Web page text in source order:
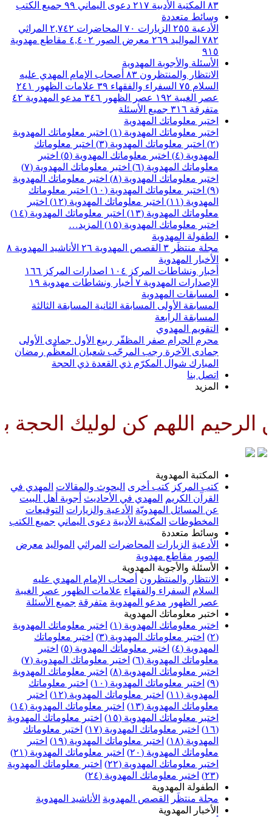
المكتبة الأدبية٢١٧ دعوى اليماني٩٩ جميع الكتب
وسائط متعددة
الزيارات٧٠ المحاضرات ٢,٧٤٢ المراثي
المواليد٢٦٩ معرض الصور٤,٤٠٢
مقاطع مهدوية
الأسئلة والأجوبة المهدوية
الانتظار والمنتظرون٨٣ أصحاب الإمام المهدي عليه
السفراء والفقهاء٣٩ علامات الظهور٢٤١
١٩٢ عصر الظهور٣٤٦ مدعو المهدوية٤٢
جميع الأسئلة
اختبر معلوماتك المهدوية
اختبر معلوماتك المهدوية (١)
اختبر معلوماتك المهدوية
اختبر معلوماتك المهدوية (٣)
اختبر معلوماتك
اختبر معلوماتك المهدوية (٥)
اختبر
معلوماتك المهدوية (٦)
اختبر معلوماتك المهدوية (٧)
اختبر معلوماتك المهدوية (٨)
اختبر معلوماتك المهدوية
اختبر معلوماتك المهدوية (١٠)
اختبر معلوماتك
اختبر معلوماتك المهدوية (١٢)
اختبر
معلوماتك المهدوية (١٣)
اختبر معلوماتك المهدوية (١٤)
اختبر معلوماتك المهدوية (١٥)
المزيد…
الطفولة المهدوية
مجلة منتظَر٣ القصص المهدوية٢٦ الأناشيد المهدوية٨
الأخبار المهدوية
أخبار ونشاطات المركز١٠٤ اصدارات المركز ١٦٦
الإصدارات المهدوية ٧ أخبار ونشاطات مهدوية١٩
المسابقات المهدوية
المسابقة الأولىالمسابقة الثانيةالمسابقة الثالثة
المسابقة الرابعة
التقويم المهدوي
محرم الحرامصفر المظفّرربيع الأولجمادى الأولى
جمادى الآخرةرجب المرجّبشعبان المعظّمرمضان
شوال المكرّمذي القعدةذي الحجة
كن لوليك الحجة بن الحسن
المكتبة المهدوية
كتب المركز
كتب أخرى البحوث والمقالات المهدي في
القرآن الكريم المهدي في الأحاديث أجوبة أهل البيت
عن المسائل المهدويّة الأدعية والزيارات التوقيعات
المكتبة الأدبية دعوى اليماني جميع الكتب
وسائط متعددة
الزيارات المحاضرات المراثي المواليد
معرض
مقاطع مهدوية
الأسئلة والأجوبة المهدوية
الانتظار والمنتظرون
أصحاب الإمام المهدي عليه
السفراء والفقهاء علامات الظهور عصر الغيبة
مدعو المهدوية متفرقة جميع الأسئلة
اختبر معلوماتك المهدوية
اختبر معلوماتك المهدوية (١)
اختبر معلوماتك المهدوية
اختبر معلوماتك المهدوية (٣)
اختبر معلوماتك
اختبر معلوماتك المهدوية (٥)
اختبر
معلوماتك المهدوية (٦)
اختبر معلوماتك المهدوية (٧)
اختبر معلوماتك المهدوية (٨)
اختبر معلوماتك المهدوية
اختبر معلوماتك المهدوية (١٠)
اختبر معلوماتك
اختبر معلوماتك المهدوية (١٢)
اختبر
معلوماتك المهدوية (١٣)
اختبر معلوماتك المهدوية (١٤)
اختبر معلوماتك المهدوية (١٥)
اختبر معلوماتك المهدوية
اختبر معلوماتك المهدوية (١٧)
اختبر معلوماتك
اختبر معلوماتك المهدوية (١٩)
اختبر
معلوماتك المهدوية (٢٠)
اختبر معلوماتك المهدوية (٢١)
اختبر معلوماتك المهدوية (٢٢)
اختبر معلوماتك المهدوية
اختبر معلوماتك المهدوية (٢٤)
الطفولة المهدوية
مجلة منتظَر
القصص المهدوية الأناشيد المهدوية
الأخبار المهدوية